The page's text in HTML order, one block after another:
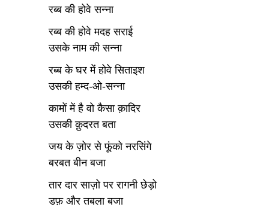
रब्ब की होवे सन्ना
रब्ब की होवे मदह सराई
उसके नाम की सन्ना
रब्ब के घर में होवे सिताइश
उसकी हम्द-ओ-सन्ना
कामों में है वो कैसा क़ादिर
उसकी क़ुदरत बता
जय के ज़ोर से फूंको नरसिंगे
बरबत बीन बजा
तार दार साज़ो पर रागनी छेड़ो
डफ़ और तबला बजा